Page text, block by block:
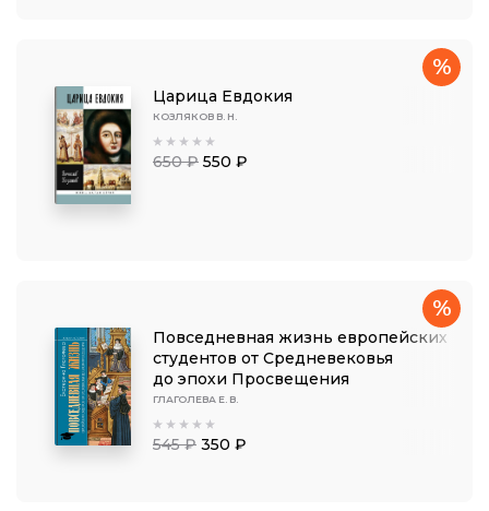
Царица Евдокия
КОЗЛЯКОВ В. Н.
650 ₽ 550 ₽
%
Повседневная жизнь европейских
студентов от Средневековья
до эпохи Просвещения
ГЛАГОЛЕВА Е. В.
545 ₽ 350 ₽
%